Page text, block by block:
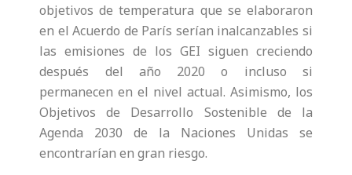
objetivos de temperatura que se elaboraron
en el Acuerdo de París serían inalcanzables si
las emisiones de los GEI siguen creciendo
después del año 2020 o incluso si
permanecen en el nivel actual. Asimismo, los
Objetivos de Desarrollo Sostenible de la
Agenda 2030 de la Naciones Unidas se
encontrarían en gran riesgo.